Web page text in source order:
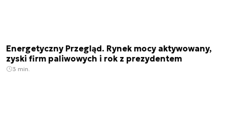
Energetyczny Przegląd. Rynek mocy aktywowany,
zyski firm paliwowych i rok z prezydentem
3 min.